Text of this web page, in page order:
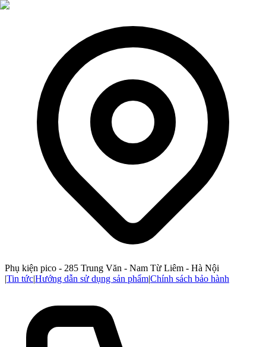
Phụ kiện pico - 285 Trung Văn - Nam Từ Liêm - Hà Nội
|Tin tức|Hướng dẫn sử dụng sản phẩm|Chính sách bảo hành